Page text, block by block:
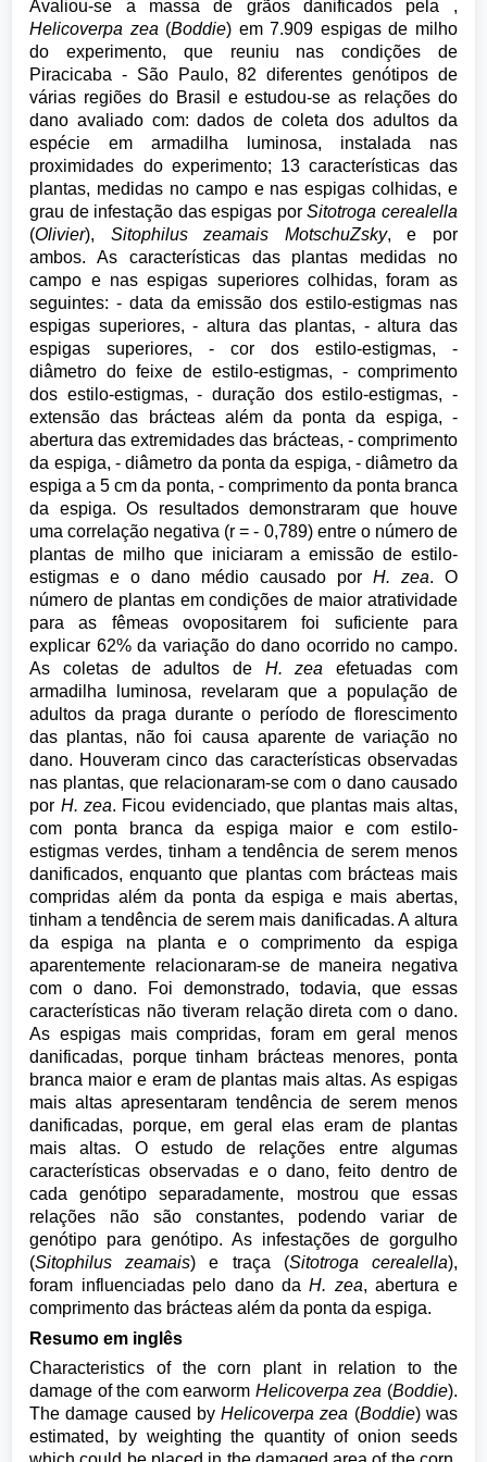
Avaliou-se a massa de grãos danificados pela ,
Helicoverpa zea (Boddie) em 7.909 espigas de milho
do experimento, que reuniu nas condições de
Piracicaba - São Paulo, 82 diferentes genótipos de
várias regiões do Brasil e estudou-se as relações do
dano avaliado com: dados de coleta dos adultos da
espécie em armadilha luminosa, instalada nas
proximidades do experimento; 13 características das
plantas, medidas no campo e nas espigas colhidas, e
grau de infestação das espigas porSitotroga cerealella
(Olivier), Sitophilus zeamais MotschuZsky, e por
ambos. As características das plantas medidas no
campo e nas espigas superiores colhidas, foram as
seguintes: - data da emissão dos estilo-estigmas nas
espigas superiores, - altura das plantas, - altura das
espigas superiores, - cor dos estilo-estigmas, -
diâmetro do feixe de estilo-estigmas, - comprimento
dos estilo-estigmas, - duração dos estilo-estigmas, -
extensão das brácteas além da ponta da espiga, -
abertura das extremidades das brácteas, - comprimento
da espiga, - diâmetro da ponta da espiga, - diâmetro da
espiga a 5 cm da ponta, - comprimento da ponta branca
da espiga. Os resultados demonstraram que houve
uma correlação negativa (r = - 0,789) entre o número de
plantas de milho que iniciaram a emissão de estilo-
estigmas e o dano médio causado por H. zea. O
número de plantas em condições de maior atratividade
para as fêmeas ovopositarem foi suficiente para
explicar 62% da variação do dano ocorrido no campo.
As coletas de adultos de H. zea efetuadas com
armadilha luminosa, revelaram que a população de
adultos da praga durante o período de florescimento
das plantas, não foi causa aparente de variação no
dano. Houveram cinco das características observadas
nas plantas, que relacionaram-se com o dano causado
por H. zea. Ficou evidenciado, que plantas mais altas,
com ponta branca da espiga maior e com estilo-
estigmas verdes, tinham a tendência de serem menos
danificados, enquanto que plantas com brácteas mais
compridas além da ponta da espiga e mais abertas,
tinham a tendência de serem mais danificadas. A altura
da espiga na planta e o comprimento da espiga
aparentemente relacionaram-se de maneira negativa
com o dano. Foi demonstrado, todavia, que essas
características não tiveram relação direta com o dano.
As espigas mais compridas, foram em geral menos
danificadas, porque tinham brácteas menores, ponta
branca maior e eram de plantas mais altas. As espigas
mais altas apresentaram tendência de serem menos
danificadas, porque, em geral elas eram de plantas
mais altas. O estudo de relações entre algumas
características observadas e o dano, feito dentro de
cada genótipo separadamente, mostrou que essas
relações não são constantes, podendo variar de
genótipo para genótipo. As infestações de gorgulho
(Sitophilus zeamais) e traça (Sitotroga cerealella),
foram influenciadas pelo dano daH. zea, abertura e
comprimento das brácteas além da ponta da espiga.
Resumo em inglês
Characteristics of the corn plant in relation to the
damage of the com earworm Helicoverpa zea (Boddie).
The damage caused byHelicoverpa zea (Boddie) was
estimated, by weighting the quantity of onion seeds